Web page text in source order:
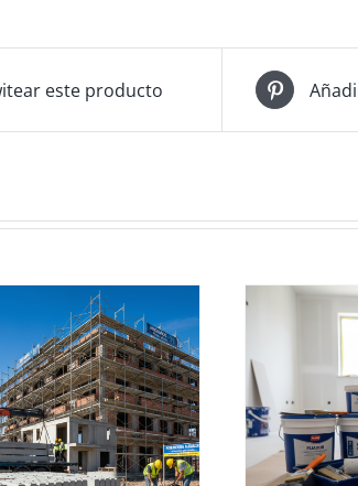
este producto